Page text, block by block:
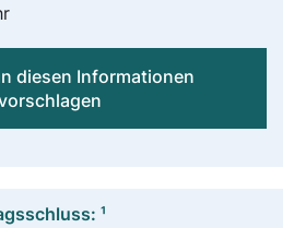
diesen Informationen
¹